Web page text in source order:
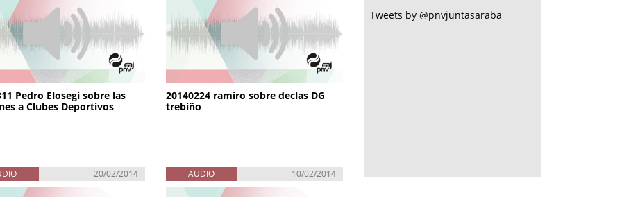
Pedro Elosegi sobre las
a Clubes Deportivos
20140224 ramiro sobre declas DG
trebiño
20/02/2014 AUDIO 10/02/2014
Tweets by @pnvjuntasaraba